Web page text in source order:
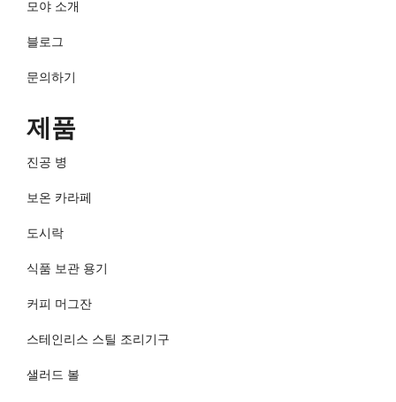
모야 소개
블로그
문의하기
제품
진공 병
보온 카라페
도시락
식품 보관 용기
커피 머그잔
스테인리스 스틸 조리기구
샐러드 볼